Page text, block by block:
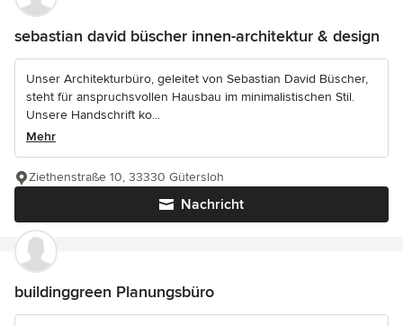
sebastian david büscher innen-architektur & design
Unser Architekturbüro, geleitet von Sebastian David Büscher,
steht für anspruchsvollen Hausbau im minimalistischen Stil.
Unsere Handschrift ko...
Mehr
Nachricht
Ziethenstraße 10, 33330 Gütersloh
buildinggreen Planungsbüro